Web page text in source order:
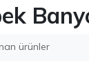
ürünler